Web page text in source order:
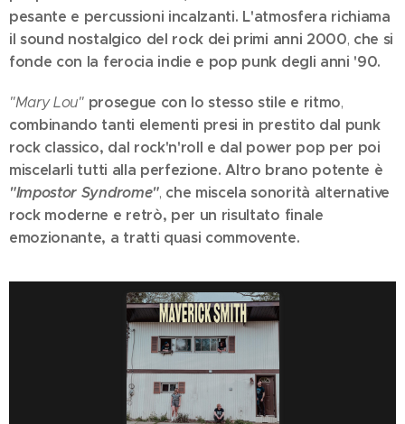
pesante e percussioni incalzanti. L'atmosfera richiama
il sound nostalgico del rock dei primi anni 2000, che si
fonde con la ferocia indie e pop punk degli anni '90.
"Mary Lou" prosegue con lo stesso stile e ritmo,
combinando tanti elementi presi in prestito dal punk
rock classico, dal rock'n'roll e dal power pop per poi
miscelarli tutti alla perfezione. Altro brano potente è
"Impostor Syndrome", che miscela sonorità alternative
rock moderne e retrò, per un risultato finale
emozionante, a tratti quasi commovente.